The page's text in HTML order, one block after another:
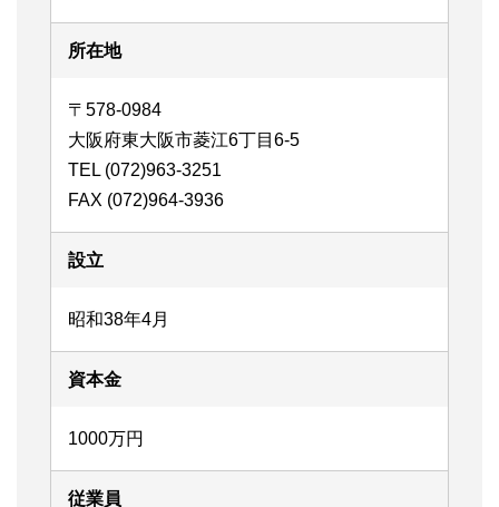
所在地
〒578-0984
大阪府東大阪市菱江6丁目6-5
TEL (072)963-3251
FAX (072)964-3936
設立
昭和38年4月
資本金
1000万円
従業員